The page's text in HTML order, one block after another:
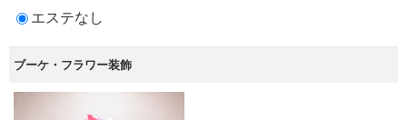
エステなし
ブーケ・フラワー装飾